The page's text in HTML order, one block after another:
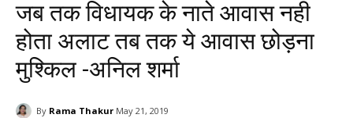
जब तक विधायक के नाते आवास नही
होता अलाट तब तक ये आवास छोड़ना
मुश्किल -अनिल शर्मा
By Rama Thakur May 21, 2019